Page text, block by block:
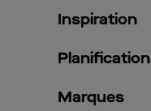
Inspiration
Planification
Marques